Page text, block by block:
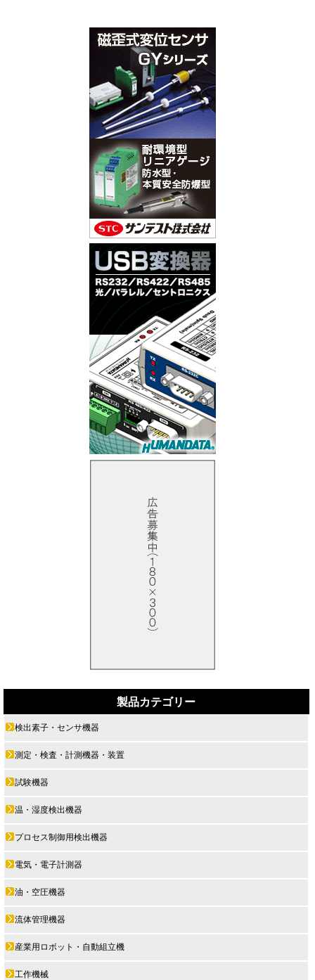
製品カテゴリー
検出素子・センサ機器
測定・検査・計測機器・装置
試験機器
温・湿度検出機器
プロセス制御用検出機器
電気・電子計測器
油・空圧機器
流体管理機器
産業用ロボット・自動組立機
工作機械